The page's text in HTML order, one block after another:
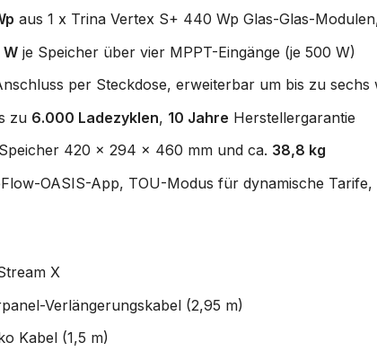
aus 1 x Trina Vertex S+ 440 Wp Glas-Glas-
je Speicher über vier MPPT-Eingänge (je 500 W)
per Steckdose, erweiterbar um bis zu
zu 6.000 Ladezyklen, 10 Jahre Herstellergarantie
420 x 294 x 460 mm und ca. 38,8 kg
OASIS-App, TOU-Modus für dynamische
X
Verlängerungskabel (2,95 m)
Kabel (1,5 m)